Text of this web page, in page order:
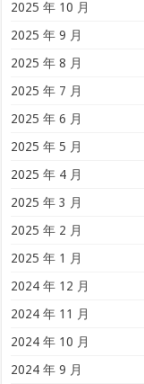
2025 年 10 月
2025 年 9 月
2025 年 8 月
2025 年 7 月
2025 年 6 月
2025 年 5 月
2025 年 4 月
2025 年 3 月
2025 年 2 月
2025 年 1 月
2024 年 12 月
2024 年 11 月
2024 年 10 月
2024 年 9 月